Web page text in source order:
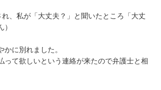
、私が「大丈夫？」と聞いたところ「大丈
に別れました。
て欲しいという連絡が来たので弁護士と相